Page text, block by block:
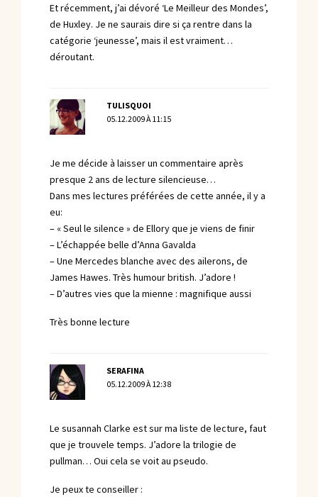
Et récemment, j’ai dévoré ‘Le Meilleur des Mondes’,
de Huxley. Je ne saurais dire si ça rentre dans la
catégorie ‘jeunesse’, mais il est vraiment…
déroutant.
TULISQUOI
05.12.2009 À 11:15
Je me décide à laisser un commentaire après
presque 2 ans de lecture silencieuse…
Dans mes lectures préférées de cette année, il y a
eu:
– « Seul le silence » de Ellory que je viens de finir
– L’échappée belle d’Anna Gavalda
– Une Mercedes blanche avec des ailerons, de
James Hawes. Très humour british. J’adore !
– D’autres vies que la mienne : magnifique aussi
Très bonne lecture
SERAFINA
05.12.2009 À 12:38
Le susannah Clarke est sur ma liste de lecture, faut
que je trouvele temps. J’adore la trilogie de
pullman… Oui cela se voit au pseudo.
Je peux te conseiller :